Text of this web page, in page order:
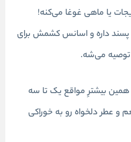
یا ماهی غوغا می‌کنه!
داره و اسانس کشمش برای
توصیه می‌شه.
همین بیشترِ مواقع یک تا سه
عطر دلخواه رو به خوراکی